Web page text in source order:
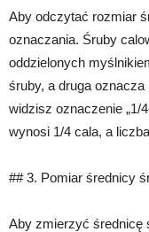
Aby odczytać rozmiar
oznaczania. Śruby
oddzielonych
śruby, a druga oznacza
widzisz oznaczenie „1/
wynosi 1/4 cala, a
## 3. Pomiar średnicy
Aby zmierzyć średnicę